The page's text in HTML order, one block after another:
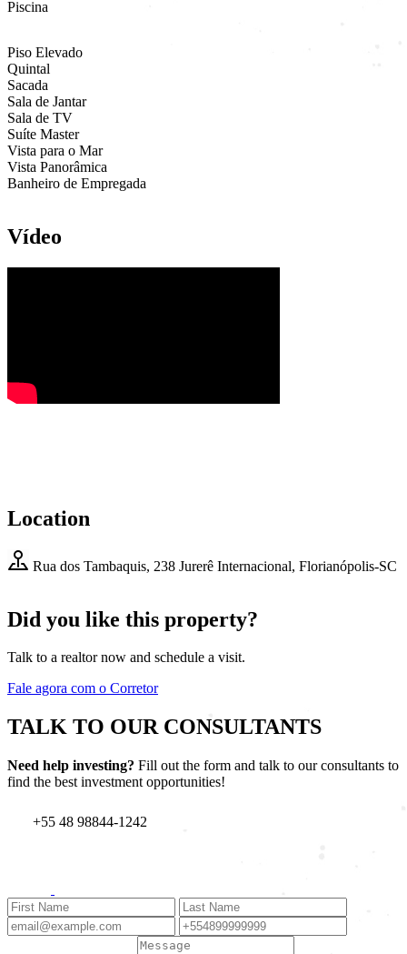
Piscina
Piso Elevado
Quintal
Sacada
Sala de Jantar
Sala de TV
Suíte Master
Vista para o Mar
Vista Panorâmica
Banheiro de Empregada
Vídeo
Location
Rua dos Tambaquis, 238 Jurerê Internacional, Florianópolis-SC
Casa Jurerê Internacional
Rua dos Tambaquis, 238 Jurerê Internacional,
+
Did you like this property?
Talk to a realtor now and schedule a visit.
Fale agora com o Corretor
TALK TO OUR CONSULTANTS
Need help investing? Fill out the form and talk to our consultants to
find the best investment opportunities!
+55 48 98844-1242